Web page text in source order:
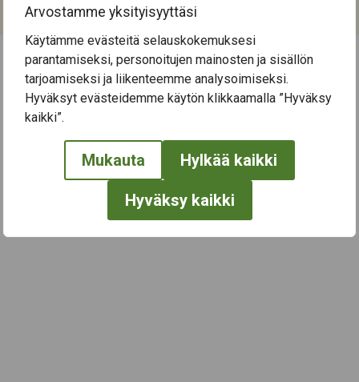
Arvostamme yksityisyyttäsi
Käytämme evästeitä selauskokemuksesi
parantamiseksi, personoitujen mainosten ja sisällön
tarjoamiseksi ja liikenteemme analysoimiseksi.
Hyväksyt evästeidemme käytön klikkaamalla ”Hyväksy
kaikki”.
Mukauta Hylkää kaikki
Hyväksy kaikki
Kulttuuri,Musiikki
← Näytä kaikki tapahtumat